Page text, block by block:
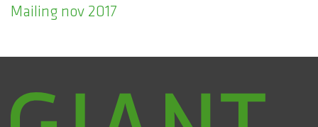
Mailing nov 2017